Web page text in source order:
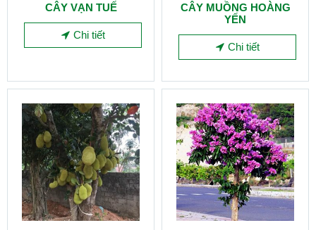
CÂY VẠN TUẾ
Chi tiết
CÂY MUỒNG HOÀNG
YẾN
Chi tiết